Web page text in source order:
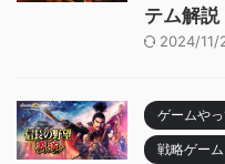
テム解説
2024/11/
ゲームや
戦略ゲーム